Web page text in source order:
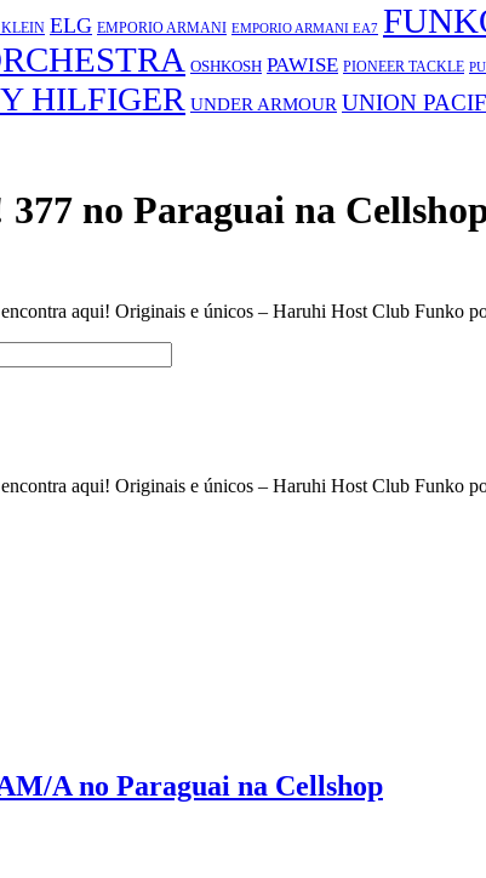
ELG EMPORIO ARMANI EMPORIO ARMANI EA7
OSHKOSH PAWISE PIONEER TACKLE
HILFIGER UNDER ARMOUR UNION
no Paraguai na
aqui! Originais e únicos – Haruhi Host Club Funko
aqui! Originais e únicos – Haruhi Host Club Funko
A no Paraguai na Cellshop